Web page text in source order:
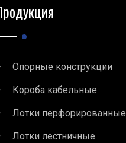
Опорные конструкции
Короба кабельные
Лотки перфорированные
Лотки лестничные